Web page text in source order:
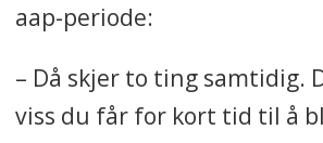
aap-periode:
– Då skjer to ting samtidig.
viss du får for kort tid til å